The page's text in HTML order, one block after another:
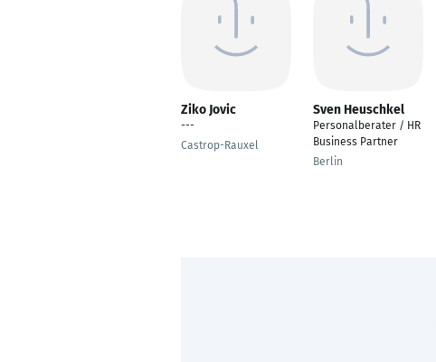
Ziko Jovic
---
Castrop-Rauxel
Sven Heuschkel
Personalberater / HR
Business Partner
Berlin